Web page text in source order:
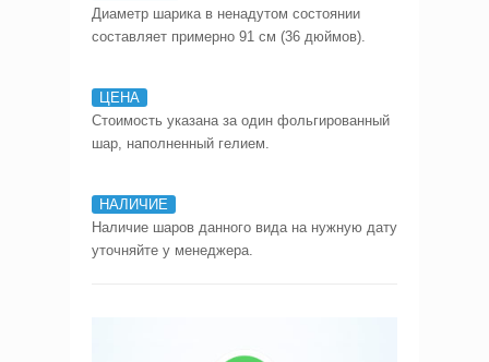
Диаметр шарика в ненадутом состоянии
составляет примерно 91 см (36 дюймов).
ЦЕНА
Стоимость указана за один фольгированный
шар, наполненный гелием.
НАЛИЧИЕ
Наличие шаров данного вида на нужную дату
уточняйте у менеджера.